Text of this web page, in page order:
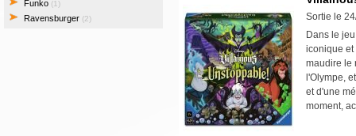
Funko (1)
Ravensburger (2)
Sortie le
Dans le
iconique et
maudire le
l'Olympe,
et d'une
moment,